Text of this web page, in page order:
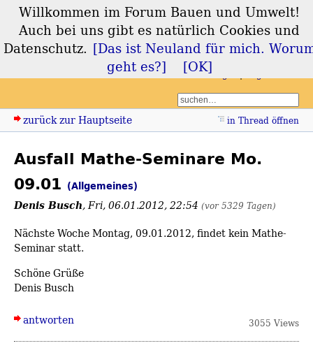
Forum Bauen und
Umwelt
zurück zur Hauptseite in Thread öffnen
Ausfall Mathe-Seminare Mo.
09.01 (Allgemeines)
Denis Busch,Fri, 06.01.2012, 22:54 (vor 5329 Tagen)
Nächste Woche Montag, 09.01.2012, findet kein Mathe-
Seminar statt.
Schöne Grüße
Denis Busch
antworten 3055 Views
Willkommen im Forum Bauen und Umwelt!
Auch bei uns gibt es natürlich Cookies und
Datenschutz. [Das ist Neuland für mich.
geht es?]
[OK]